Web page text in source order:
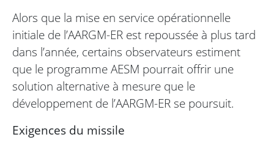
Alors que la mise en service opérationnelle
initiale de l’AARGM-ER est repoussée à plus tard
dans l’année, certains observateurs estiment
que le programme AESM pourrait offrir une
solution alternative à mesure que le
développement de l’AARGM-ER se poursuit.
Exigences du missile